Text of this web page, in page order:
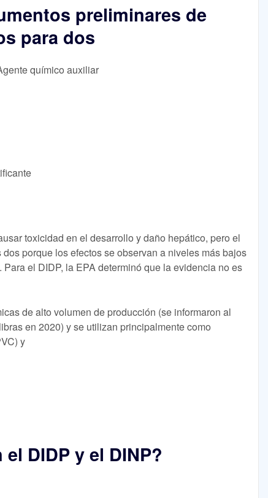
preliminares de
para dos
químico auxiliar
toxicidad en el desarrollo y daño hepático, pero el
porque los efectos se observan a niveles más bajos
el DIDP, la EPA determinó que la evidencia no es
de alto volumen de producción (se informaron al
en 2020) y se utilizan principalmente como
y
DIDP y el DINP?